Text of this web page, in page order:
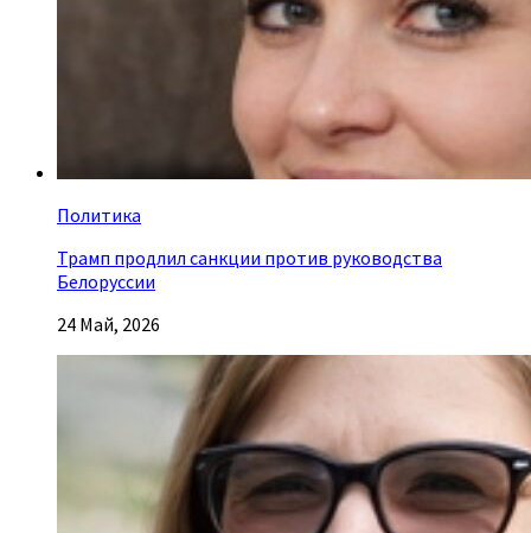
Политика
Трамп продлил санкции против руководства
Белоруссии
24 Май, 2026